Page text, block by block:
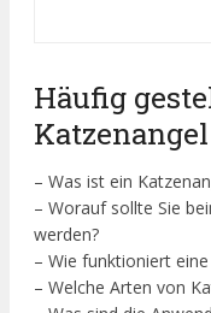
Häufig
Katzenangel
– Was ist ein
– Worauf sollte Sie
werden?
– Wie funktioniert
– Welche Arten von